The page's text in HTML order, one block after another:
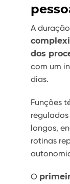
A
dos
com um
dias.
Funções
longos,
rotinas
O